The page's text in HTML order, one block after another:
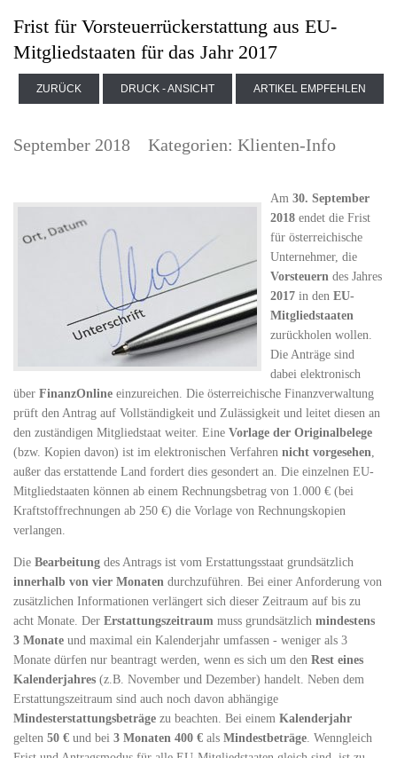
Frist für Vorsteuerrückerstattung aus EU-
Mitgliedstaaten für das Jahr 2017
ZURÜCK DRUCK - ANSICHT ARTIKEL EMPFEHLEN
September 2018 Kategorien: Klienten-Info
Am 30. September
2018 endet die Frist
für österreichische
Unternehmer, die
Vorsteuern des Jahres
2017 in den EU-
Mitgliedstaaten
zurückholen wollen.
Die Anträge sind
dabei elektronisch
über FinanzOnline einzureichen. Die österreichische Finanzverwaltung
prüft den Antrag auf Vollständigkeit und Zulässigkeit und leitet diesen an
den zuständigen Mitgliedstaat weiter. Eine Vorlage der Originalbelege
(bzw. Kopien davon) ist im elektronischen Verfahren nicht vorgesehen
außer das erstattende Land fordert dies gesondert an. Die einzelnen EU-
Mitgliedstaaten können ab einem Rechnungsbetrag von 1.000 € (bei
Kraftstoffrechnungen ab 250 €) die Vorlage von Rechnungskopien
verlangen.
Die Bearbeitung des Antrags ist vom Erstattungsstaat grundsätzlich
innerhalb von vier Monaten durchzuführen. Bei einer Anforderung von
zusätzlichen Informationen verlängert sich dieser Zeitraum auf bis zu
acht Monate. Der Erstattungszeitraum muss grundsätzlich mindestens
3 Monate und maximal ein Kalenderjahr umfassen - weniger als 3
Monate dürfen nur beantragt werden, wenn es sich um den Rest eines
Kalenderjahres (z.B. November und Dezember) handelt. Neben dem
Erstattungszeitraum sind auch noch davon abhängige
Mindesterstattungsbeträge zu beachten. Bei einem Kalenderjahr
gelten 50 € und bei 3 Monaten 400 € als Mindestbeträge . Wenngleich